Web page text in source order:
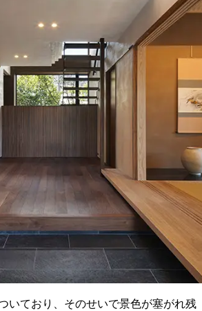
いており、そのせいで景色が塞がれ残